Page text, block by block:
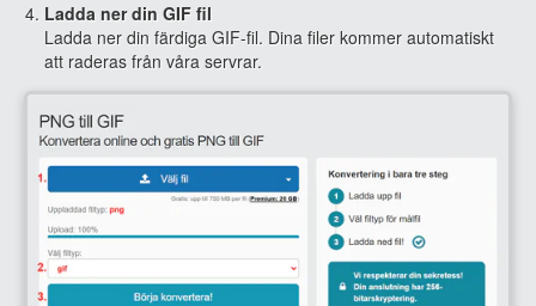
Ladda ner din GIF fil
Ladda ner din färdiga GIF-fil. Dina filer kommer automatiskt
att raderas från våra servrar.